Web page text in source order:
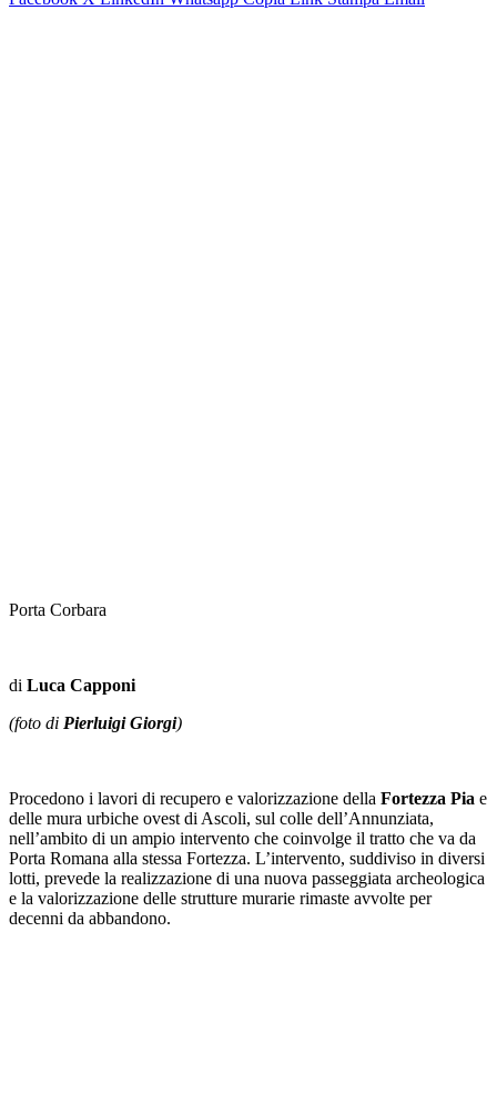
Porta Corbara
di Luca Capponi
(foto di Pierluigi Giorgi)
Procedono i lavori di recupero e valorizzazione della Fortezza Pia e
delle mura urbiche ovest di Ascoli, sul colle dell’Annunziata,
nell’ambito di un ampio intervento che coinvolge il tratto che va da
Porta Romana alla stessa Fortezza. L’intervento, suddiviso in diversi
lotti, prevede la realizzazione di una nuova passeggiata archeologica
e la valorizzazione delle strutture murarie rimaste avvolte per
decenni da abbandono.